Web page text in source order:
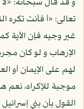
غير وجيه فإن الآية
الإرهاب و لو كان
لهم على الإيمان أو
موجبة للإكراه، نعم
القول بأن بني